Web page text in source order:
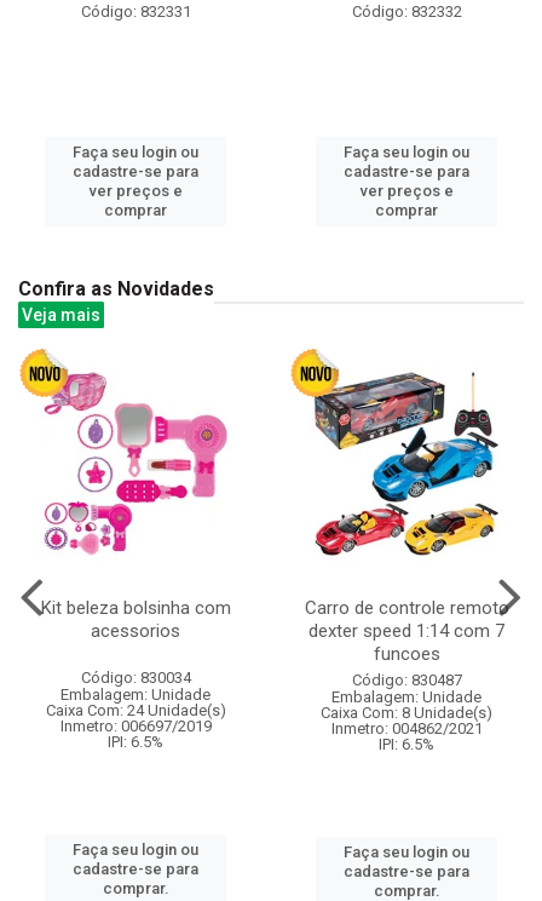
Código: 832331
Faça seu login ou
cadastre-se para
ver preços e
comprar
Código: 832332
Faça seu login ou
cadastre-se para
ver preços e
comprar
Confira as Novidades
Veja mais
Kit beleza bolsinha com
acessorios
Código: 830034
Embalagem: Unidade
Caixa Com: 24 Unidade(s)
Inmetro: 006697/2019
IPI: 6.5%
Faça seu login ou
cadastre-se para
comprar.
Carro de controle remoto
dexter speed 1:14 com 7
funcoes
Código: 830487
Embalagem: Unidade
Caixa Com: 8 Unidade(s)
Inmetro: 004862/2021
IPI: 6.5%
Faça seu login ou
cadastre-se para
comprar.